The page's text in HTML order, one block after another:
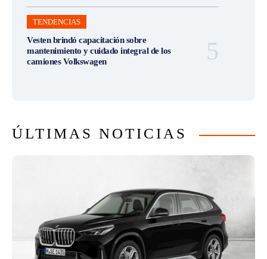
TENDENCIAS
Vesten brindó capacitación sobre
mantenimiento y cuidado integral de los
camiones Volkswagen
ÚLTIMAS NOTICIAS